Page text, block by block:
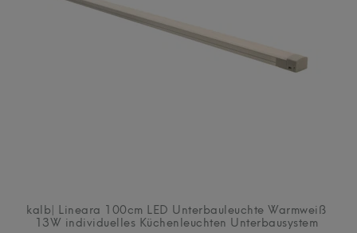
kalb| Lineara 100cm LED Unterbauleuchte Warmweiß
13W individuelles Küchenleuchten Unterbausystem